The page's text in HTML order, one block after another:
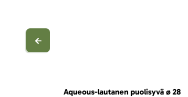
Aqueous-lautanen puolisyvä ø 28